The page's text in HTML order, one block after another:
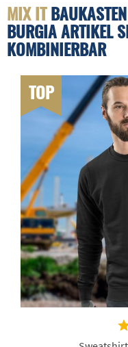
MIX IT
BURGIA ARTIKEL
KOMBINIERBAR
TOP